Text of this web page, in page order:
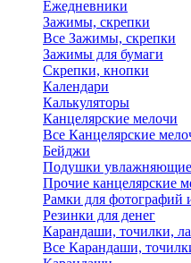
Ежедневники
Зажимы, скрепки
Все Зажимы, скрепки
Зажимы для бумаги
Скрепки, кнопки
Календари
Калькуляторы
Канцелярские мелочи
Все Канцелярские
Бейджи
Подушки увлажняющие
Прочие канцелярские
Рамки для фотографий
Резинки для денег
Карандаши, точилки,
Все Карандаши,